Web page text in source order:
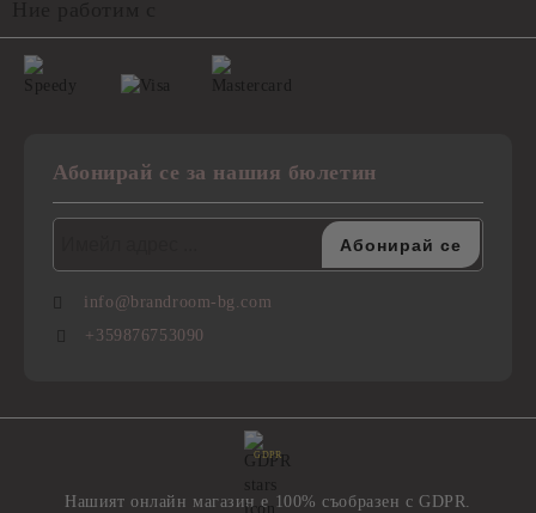
Абонирай се за нашия бюлетин
info@brandroom-bg.com
+359876753090
GDPR
Нашият онлайн магазин е 100% съобразен с GDPR.